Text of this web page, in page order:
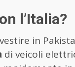
l’Italia?
in
di veicoli